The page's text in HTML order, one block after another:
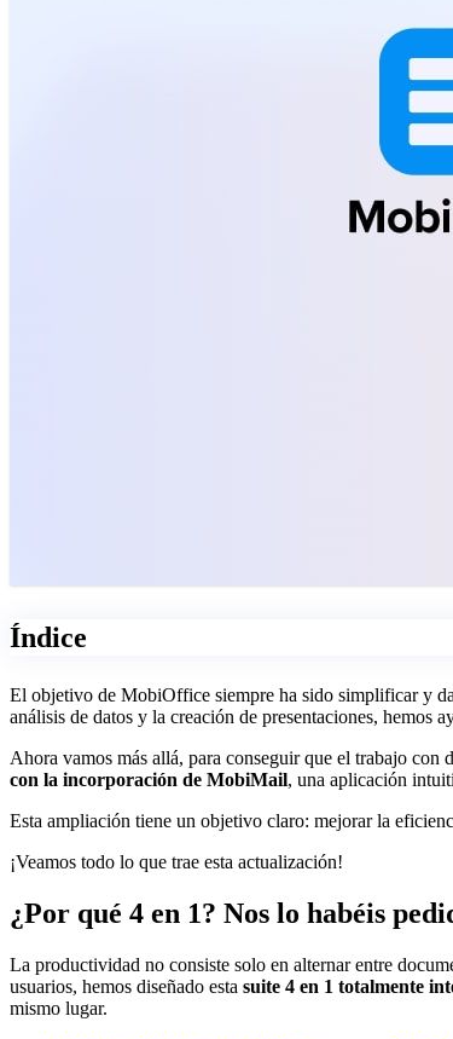
Índice
El objetivo de MobiOffice siempre ha sido simplificar y
análisis de datos y la creación de presentaciones, hemos
Ahora vamos más allá, para conseguir que el trabajo con
con la incorporación de MobiMail, una aplicación
Esta ampliación tiene un objetivo claro: mejorar la
¡Veamos todo lo que trae esta actualización!
¿Por qué 4 en 1? Nos lo habéis
La productividad no consiste solo en alternar entre
usuarios, hemos diseñado esta suite 4 en 1 totalmente
mismo lugar.